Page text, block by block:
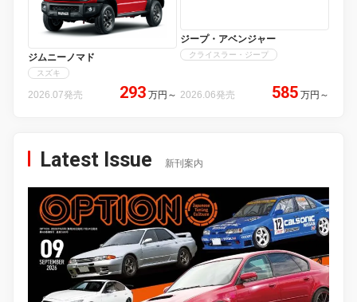
ジムニーノマド
スズキ
2026.07発売 293 万円 ～
ジープ・アベンジャー
クライスラー・ジープ
2026.06発売 585 万円 ～
Latest Issue 新刊案内